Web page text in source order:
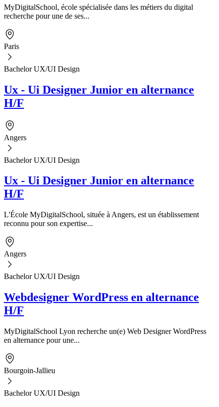
MyDigitalSchool, école spécialisée dans les métiers du digital
recherche pour une de ses...
Paris
Bachelor UX/UI Design
Ux - Ui Designer Junior en alternance
H/F
Angers
Bachelor UX/UI Design
Ux - Ui Designer Junior en alternance
H/F
L'École MyDigitalSchool, située à Angers, est un établissement
reconnu pour son expertise...
Angers
Bachelor UX/UI Design
Webdesigner WordPress en alternance
H/F
MyDigitalSchool Lyon recherche un(e) Web Designer WordPress
en alternance pour une...
Bourgoin-Jallieu
Bachelor UX/UI Design